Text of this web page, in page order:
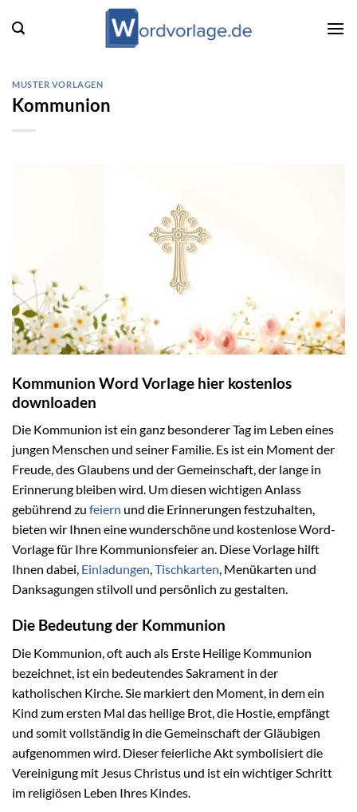
Inhalt
MUSTER VORLAGEN
Kommunion
Kommunion Word Vorlage hier kostenlos
downloaden
Die Kommunion ist ein ganz besonderer Tag im Leben eines
jungen Menschen und seiner Familie. Es ist ein Moment der
Freude, des Glaubens und der Gemeinschaft, der lange in
Erinnerung bleiben wird. Um diesen wichtigen Anlass
gebührend zu feiern und die Erinnerungen festzuhalten,
bieten wir Ihnen eine wunderschöne und kostenlose Word-
Vorlage für Ihre Kommunionsfeier an. Diese Vorlage hilft
Ihnen dabei, Einladungen,Tischkarten, Menükarten und
Danksagungen stilvoll und persönlich zu gestalten.
Die Bedeutung der Kommunion
Die Kommunion, oft auch als Erste Heilige Kommunion
bezeichnet, ist ein bedeutendes Sakrament in der
katholischen Kirche. Sie markiert den Moment, in dem ein
Kind zum ersten Mal das heilige Brot, die Hostie, empfängt
und somit vollständig in die Gemeinschaft der Gläubigen
aufgenommen wird. Dieser feierliche Akt symbolisiert die
Vereinigung mit Jesus Christus und ist ein wichtiger Schritt
im religiösen Leben Ihres Kindes.